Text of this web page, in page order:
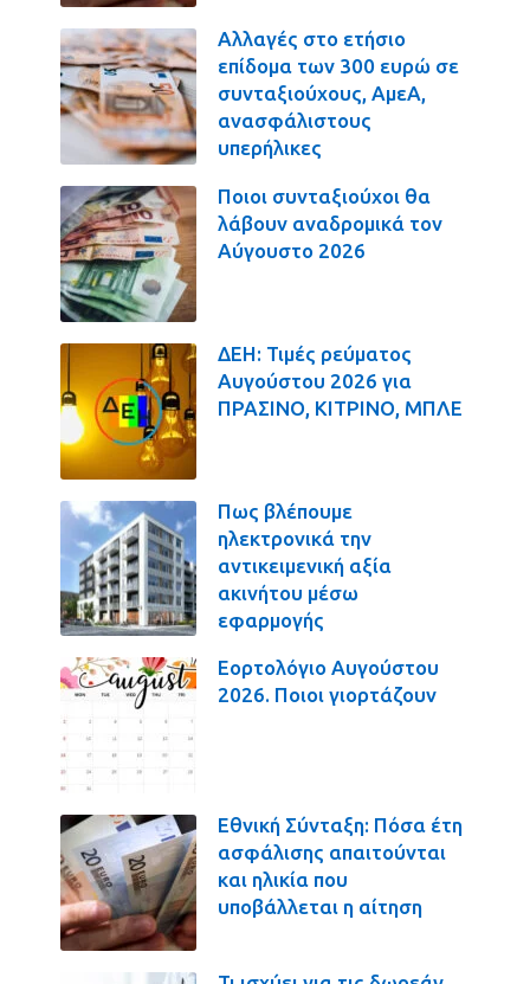
Αλλαγές στο ετήσιο
επίδομα των 300 ευρώ σε
συνταξιούχους, ΑμεΑ,
ανασφάλιστους
υπερήλικες
Ποιοι συνταξιούχοι θα
λάβουν αναδρομικά τον
Αύγουστο 2026
ΔΕΗ: Τιμές ρεύματος
Αυγούστου 2026 για
ΠΡΑΣΙΝΟ, ΚΙΤΡΙΝΟ, ΜΠΛΕ
Πως βλέπουμε
ηλεκτρονικά την
αντικειμενική αξία
ακινήτου μέσω
εφαρμογής
Εορτολόγιο Αυγούστου
2026. Ποιοι γιορτάζουν
Εθνική Σύνταξη: Πόσα έτη
ασφάλισης απαιτούνται
και ηλικία που
υποβάλλεται η αίτηση